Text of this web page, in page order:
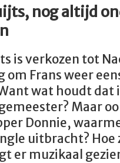
nog altijd
is verkozen tot
om Frans weer
wat houdt dat
Maar
Donnie,
uitbracht?
er muzikaal